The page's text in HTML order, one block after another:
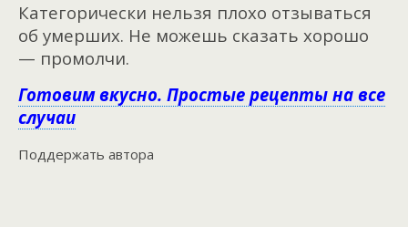
Категорически нельзя плохо отзываться
об умерших. Не можешь сказать хорошо
— промолчи.
Готовим вкусно. Простые рецепты на все
случаи
Поддержать автора